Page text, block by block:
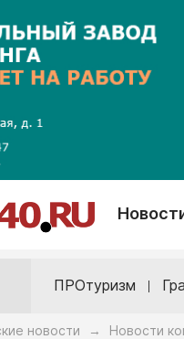
ПРОтуризм
новости → Новости